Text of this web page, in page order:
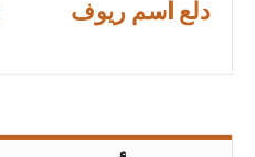
دلع اسم ريوف